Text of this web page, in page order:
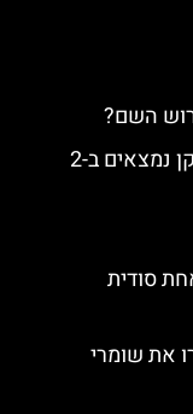
השם?
כתב יד ותיקן – אוצרות היהדות בוותיקן נמצאים ב-2
סודית
את שומרי